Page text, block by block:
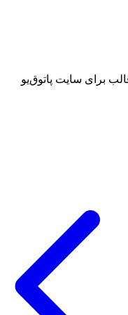
برای سایت پاتوق‌یو